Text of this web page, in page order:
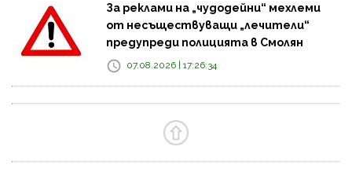
За реклами на „чудодейни“ мехлеми
от несъществуващи „лечители“
предупреди полицията в Смолян
07.08.2026 | 17:26:34